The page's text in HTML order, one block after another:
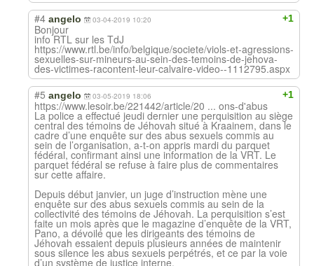
+1
#4 angelo 03-04-2019 10:20
Bonjour
info RTL sur les TdJ
https://www.rtl.be/info/belgique/societe/viols-et-agressions-
sexuelles-sur-mineurs-au-sein-des-temoins-de-jehova-
des-victimes-racontent-leur-calvaire-video--1112795.aspx
+1
#5 angelo 03-05-2019 18:06
https://www.lesoir.be/221442/article/20 ... ons-d'abus
La police a effectué jeudi dernier une perquisition au siège
central des témoins de Jéhovah situé à Kraainem, dans le
cadre d’une enquête sur des abus sexuels commis au
sein de l’organisation, a-t-on appris mardi du parquet
fédéral, confirmant ainsi une information de la VRT. Le
parquet fédéral se refuse à faire plus de commentaires
sur cette affaire.
Depuis début janvier, un juge d’instruction mène une
enquête sur des abus sexuels commis au sein de la
collectivité des témoins de Jéhovah. La perquisition s’est
faite un mois après que le magazine d’enquête de la VRT,
Pano, a dévoilé que les dirigeants des témoins de
Jéhovah essaient depuis plusieurs années de maintenir
sous silence les abus sexuels perpétrés, et ce par la voie
d’un système de justice interne.